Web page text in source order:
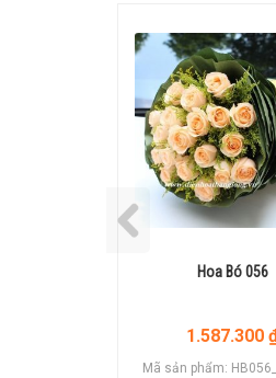
Hoa Bó 056
1.587.300
Mã sản phẩm: